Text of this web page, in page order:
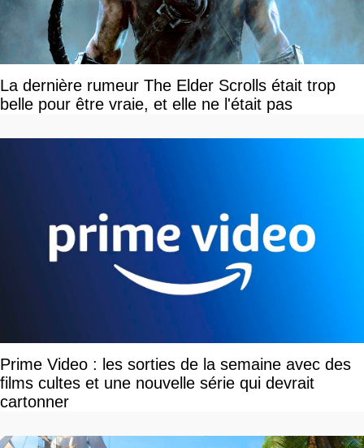
La dernière rumeur The Elder Scrolls était trop
belle pour être vraie, et elle ne l'était pas
Prime Video : les sorties de la semaine avec des
films cultes et une nouvelle série qui devrait
cartonner